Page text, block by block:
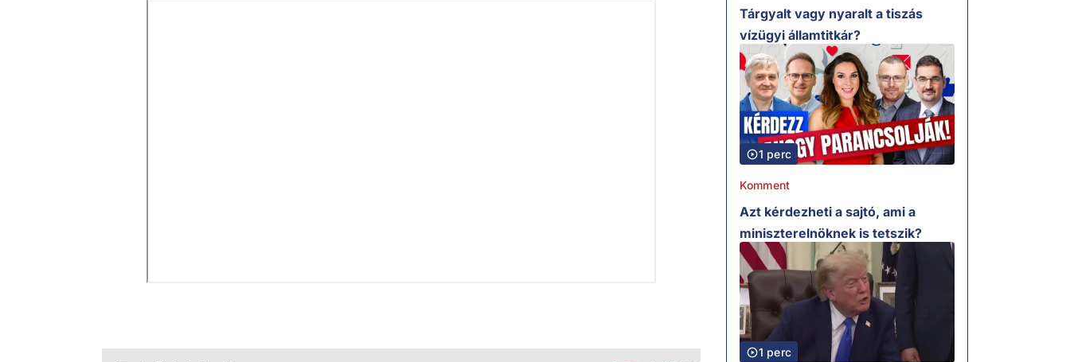
Tárgyalt vagy nyaralt a tiszás
vízügyi államtitkár?
1 perc
Komment
Azt kérdezheti a sajtó, ami a
miniszterelnöknek is tetszik?
1 perc